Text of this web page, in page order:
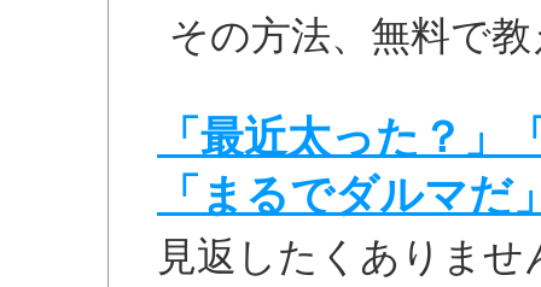
その方法、無料で
「最近太った？
「まるでダルマだ
見返したくありま